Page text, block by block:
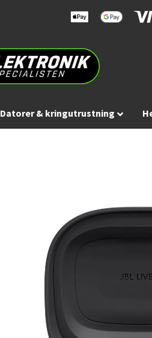
Datorer & kringutrustning